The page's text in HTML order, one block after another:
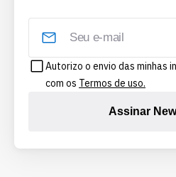
Autorizo o envio das minhas
com os Termos de uso.
Assinar